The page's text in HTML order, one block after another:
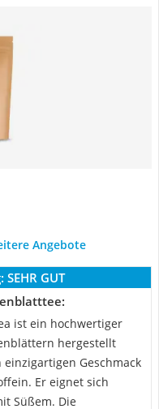
Angebote
SEHR GUT
ist ein hochwertiger
hergestellt
Geschmack
Er eignet sich
Süßem. Die